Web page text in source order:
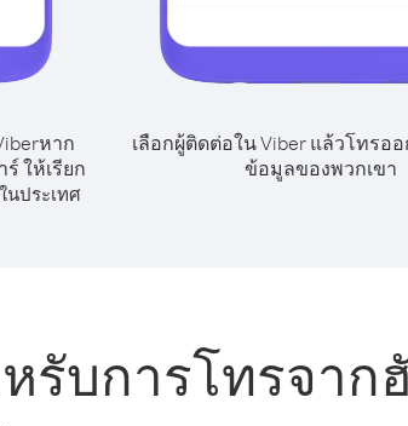
หาก
ให้เรียก
นประเทศ
เลือกผู้ติดต่อใน Viber แล้วโทรอ
ข้อมูลของพวกเขา
รับการโทรจาก